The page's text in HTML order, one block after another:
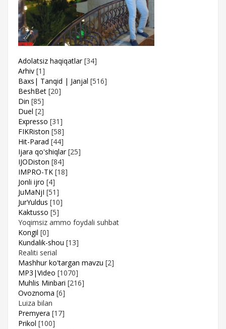
Adolatsiz haqiqatlar [34]
Arhiv [1]
Baxs| Tanqid | Janjal [516]
BeshBet [20]
Din [85]
Duel [2]
Expresso [31]
FIKRiston [58]
Hit-Parad [44]
Ijara qo'shiqlar [25]
IJODiston [84]
IMPRO-TK [18]
Jonli ijro [4]
JuMaNjI [51]
JurYuldus [10]
Kaktusso [5]
Yoqimsiz ammo foydali suhbat
Kongil [0]
Kundalik-shou [13]
Realiti serial
Mashhur ko'targan mavzu [2]
MP3|Video [1070]
Muhlis Minbari [216]
Ovoznoma [6]
Luiza bilan
Premyera [17]
Prikol [100]